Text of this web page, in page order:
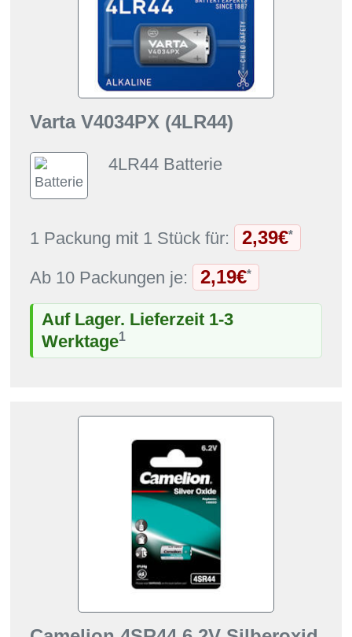
Varta V4034PX (4LR44)
4LR44 Batterie
1 Packung mit 1 Stück für: 2,39€*
Ab 10 Packungen je: 2,19€*
Auf Lager. Lieferzeit 1-3
Werktage1